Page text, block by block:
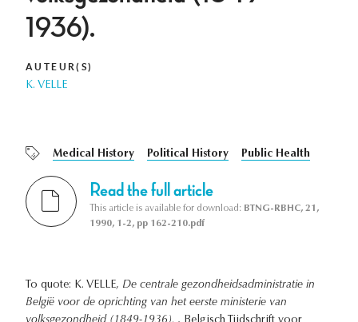
1936).
AUTEUR(S)
K. VELLE
Medical History Political History Public Health
Read the full article
This article is available for download: BTNG-RBHC, 21,
1990, 1-2, pp 162-210.pdf
To quote: K. VELLE, De centrale gezondheidsadministratie in
België voor de oprichting van het eerste ministerie van